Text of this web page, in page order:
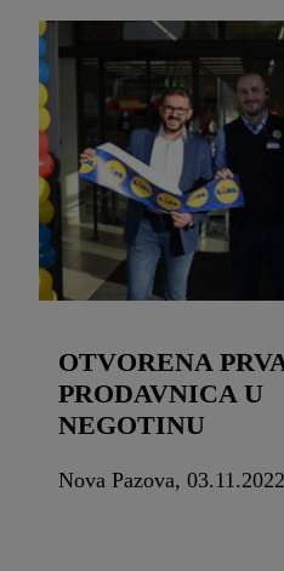
OTVORENA
PRODAVNICA U
NEGOTINU
Nova Pazova, 03.11.2022